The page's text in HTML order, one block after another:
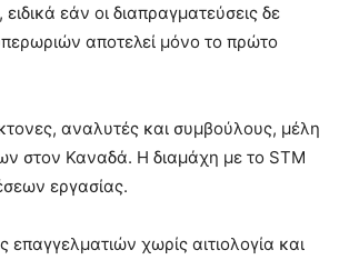
εάν οι διαπραγματεύσεις δε
αποτελεί μόνο το πρώτο
αναλυτές και συμβούλους, μέλη
στον Καναδά. Η διαμάχη με το STM
εργασίας.
επαγγελματιών χωρίς αιτιολογία και